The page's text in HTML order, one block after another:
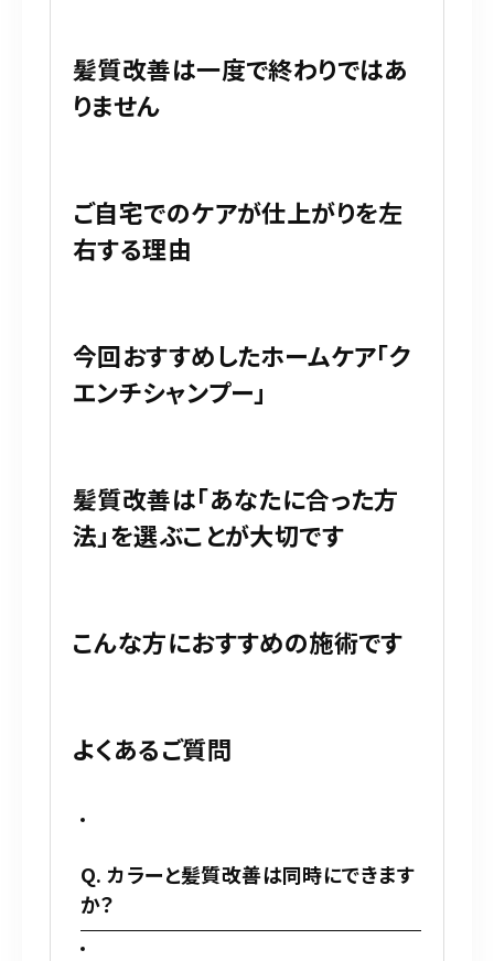
髪質改善は一度で終わりではあ
りません
ご自宅でのケアが仕上がりを左
右する理由
今回おすすめしたホームケア「ク
エンチシャンプー」
髪質改善は「あなたに合った方
法」を選ぶことが大切です
こんな方におすすめの施術です
よくあるご質問
Q. カラーと髪質改善は同時にできます
か？